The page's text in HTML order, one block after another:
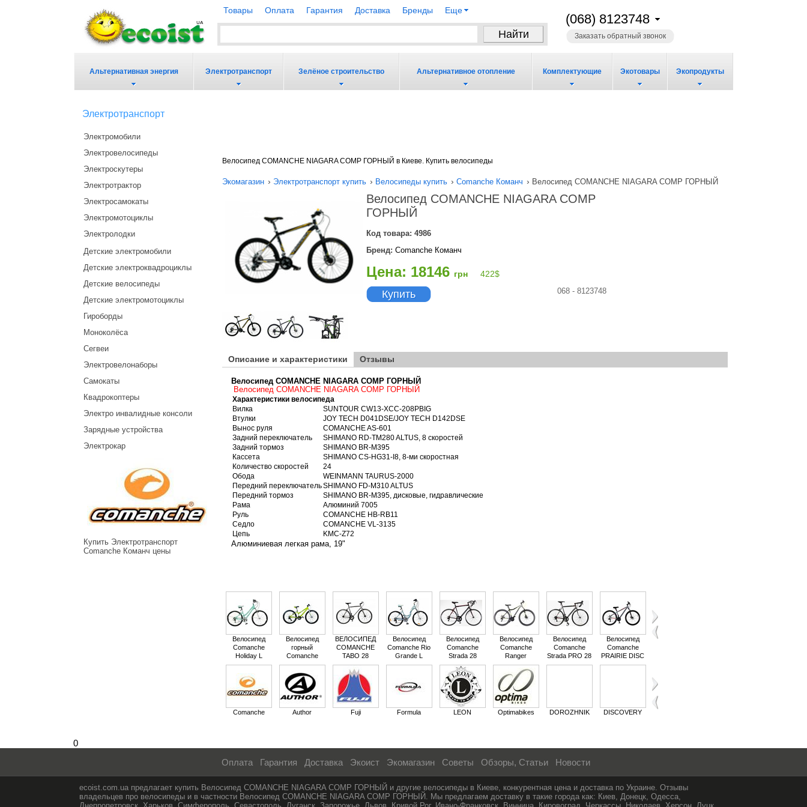
Товары Оплата Гарантия Доставка Бренды Еще
(068) 8123748
Заказать обратный звонок
Альтернативная энергия Электротранспорт Зелёное строительство Альтернативное отопление Комплектующие Экотовары Экопродукты
Велосипед COMANCHE NIAGARA COMP ГОРНЫЙ в Киеве. Купить велосипеды
Экомагазин › Электротранспорт купить › Велосипеды купить › Comanche Команч › Велосипед COMANCHE NIAGARA COMP ГОРНЫЙ
Велосипед COMANCHE NIAGARA COMP
ГОРНЫЙ
Код товара: 4986
Бренд: Comanche Команч
Цена: 18146 грн 422$
Купить 068 - 8123748
Описание и характеристики Отзывы
Велосипед COMANCHE NIAGARA COMP ГОРНЫЙ
Велосипед COMANCHE NIAGARA COMP ГОРНЫЙ
Характеристики велосипеда
Вилка
SUNTOUR CW13-XCC-208PBIG
Втулки
JOY TECH D041DSE/JOY TECH D142DSE
Вынос руля
COMANCHE AS-601
Задний переключатель
SHIMANO RD-TM280 ALTUS, 8 скоростей
Задний тормоз
SHIMANO BR-M395
Кассета
SHIMANO CS-HG31-I8, 8-ми скоростная
Количество скоростей
24
Обода
WEINMANN TAURUS-2000
Передний переключательSHIMANO FD-M310 ALTUS
Передний тормоз
SHIMANO BR-M395, дисковые, гидравлические
Рама
Алюминий 7005
Руль
COMANCHE HB-RB11
Седло
COMANCHE VL-3135
Цепь
KMC-Z72
Алюминиевая легкая рама, 19"
Велосипед
Comanche
Holiday L
Велосипед
горный
Comanche
Ontario
ONTARIO L
ВЕЛОСИПЕД
COMANCHE
TABO 28
Велосипед
Comanche Rio
Grande L
Велосипед
Comanche
Strada 28
Велосипед
Comanche
Ranger
Magnum 29
DISC
Велосипед
Comanche
Strada PRO 28
Велосипед
Comanche
PRAIRIE DISC
27.5
Comanche Author Fuji Formula LEON Optimabikes DOROZHNIK DISCOVERY
Электротранспорт
Электромобили
Электровелосипеды
Электроскутеры
Электротрактор
Электросамокаты
Электромотоциклы
Электролодки
Детские электромобили
Детские электроквадроциклы
Детские велосипеды
Детские электромотоциклы
Гироборды
Моноколёса
Сегвеи
Электровелонаборы
Самокаты
Квадрокоптеры
Электро инвалидные консоли
Зарядные устройства
Электрокар
Купить Электротранспорт
Comanche Команч цены
0
Оплата Гарантия Доставка Экоист Экомагазин Советы Обзоры, Статьи Новости
ecoist.com.ua предлагает купить Велосипед COMANCHE NIAGARA COMP ГОРНЫЙ и другие велосипеды в Киеве, конкурентная цена и доставка по Украине. Отзывы
владельцев про велосипеды и в частности Велосипед COMANCHE NIAGARA COMP ГОРНЫЙ. Мы предлагаем доставку в такие города как: Киев, Донецк, Одесса,